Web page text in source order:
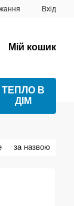
Вхід
Мій кошик
ТЕПЛО В
ДІМ
за назвою